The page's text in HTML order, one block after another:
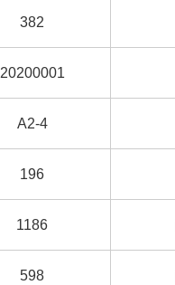
382
20200001
A2-4
196
1186
598